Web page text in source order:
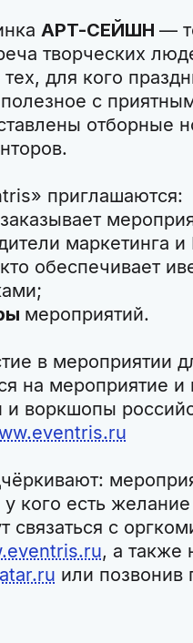
АРТ-СЕЙШН —
творческих
для кого
с
отборные
приглашаются:
маркетинга
обеспечивает
мероприятий.
в мероприятии
на мероприятие
и воркшопы
кого есть
связаться с
, а также
или позвонив